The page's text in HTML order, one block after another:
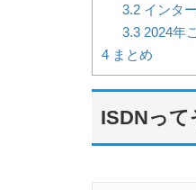
3.2インタ
3.32024年
4 まとめ
ISDNって